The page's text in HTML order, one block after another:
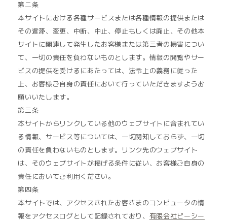
第二条
本サイトにおける各種サービスまたは各種情報の提供または
その遅滞、変更、中断、中止、停止もしくは廃止、その他本
サイトに関連して発生したお客様または第三者の損害につい
て、一切の責任を負わないものとします。情報の閲覧やサー
ビスの提供を受けるにあたっては、法令上の義務に従った
上、お客様ご自身の責任において行っていただきますようお
願いいたします。
第三条
本サイトからリンクしている他のウェブサイトに含まれてい
る情報、サービス等については、一切関知しておらず、一切
の責任を負わないものとします。リンク先のウェブサイト
は、そのウェブサイトが掲げる条件に従い、お客様ご自身の
責任においてご利用ください。
第四条
本サイトでは、アクセスされたお客さまのコンピュータの情
報をアクセスログとして記録されており、 有限会社ピーシー